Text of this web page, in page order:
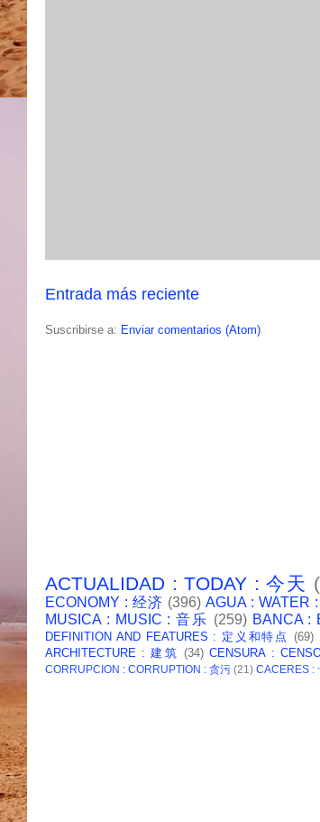
Entrada más reciente
Suscribirse a: Enviar comentarios (Atom)
ACTUALIDAD : TODAY : 今天
ECONOMY : 经济 (396) AGUA : WATER :
MUSICA : MUSIC : 音乐 (259) BANCA :
DEFINITION AND FEATURES : 定义和特点 (69)
ARCHITECTURE : 建筑 (34) CENSURA :
CORRUPCION : CORRUPTION : 贪污 (21) CACERES :